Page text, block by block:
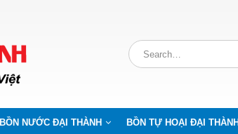
BỒN NƯỚC ĐẠI THÀNH BỒN TỰ HOẠI ĐẠI THÀNH